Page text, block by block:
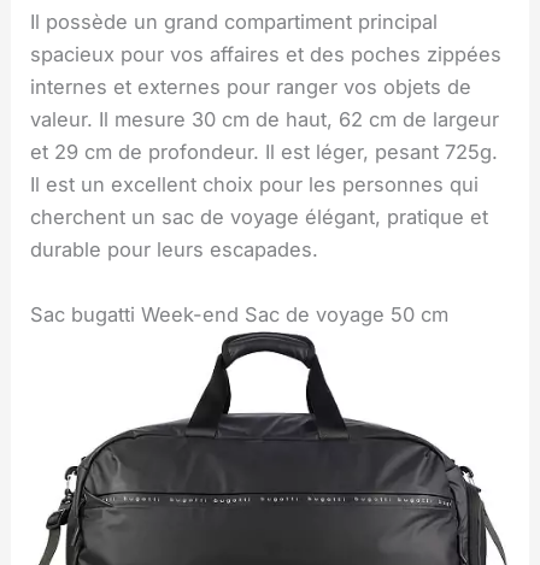
Il possède un grand compartiment principal
spacieux pour vos affaires et des poches zippées
internes et externes pour ranger vos objets de
valeur. Il mesure 30 cm de haut, 62 cm de largeur
et 29 cm de profondeur. Il est léger, pesant 725g.
Il est un excellent choix pour les personnes qui
cherchent un sac de voyage élégant, pratique et
durable pour leurs escapades.
Sac bugatti Week-end Sac de voyage 50 cm